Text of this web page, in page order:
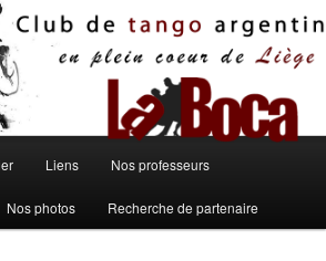
Liens Nos professeurs
Nos photos Recherche de partenaire